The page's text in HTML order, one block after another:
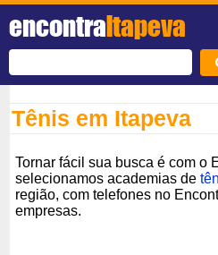
encontraItapeva
Tênis em Itapeva
Tornar fácil sua busca é com o
selecionamos academias de
região, com telefones no
empresas.